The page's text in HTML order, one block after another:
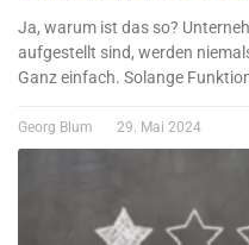
Ja, warum ist das so?
aufgestellt sind, werden
Ganz einfach. Solange
Georg Blum 29. Mai 2024